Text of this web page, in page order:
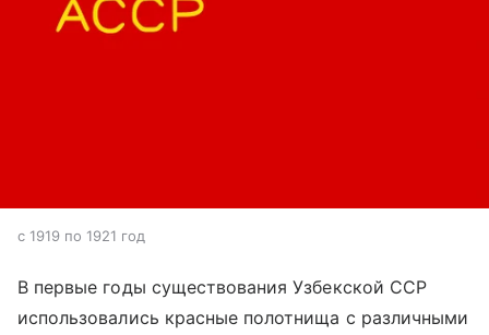
с 1919 по 1921 год
В первые годы существования Узбекской ССР
использовались красные полотнища с различными